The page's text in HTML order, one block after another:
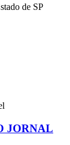
de SP
JORNAL